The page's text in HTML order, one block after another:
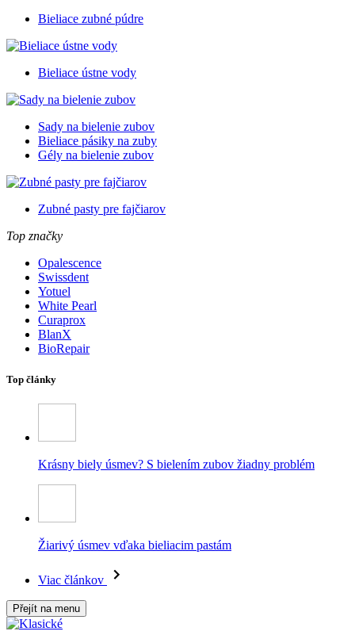
Bieliace zubné púdre
Bieliace ústne vody
Sady na bielenie zubov
Bieliace pásiky na zuby
Gély na bielenie zubov
Zubné pasty pre fajčiarov
Top značky
Opalescence
Swissdent
Yotuel
White Pearl
Curaprox
BlanX
BioRepair
Top články
Krásny biely úsmev? S bielením zubov žiadny problém
Žiarivý úsmev vďaka bieliacim pastám
Viac článkov
Přejít na menu